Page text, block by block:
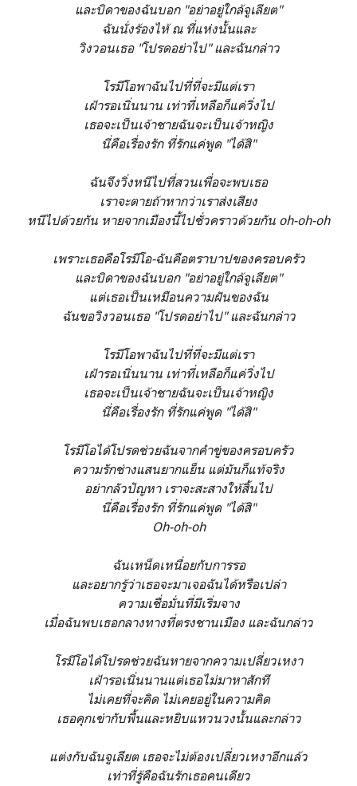
และบิดาของฉันบอก "อย่าอยู่ใกล้จูเลียต"
ฉันนั่งร้องไห้ ณ ที่แห่งนั้นและ
วิงวอนเธอ "โปรดอย่าไป"และฉันกล่าว
โรมีโอพาฉันไปที่ที่จะมีแต่เรา
เฝ้ารอเนิ่นนาน เท่าที่เหลือก็แค่วิ่งไป
เธอจะเป็นเจ้าชายฉันจะเป็นเจ้าหญิง
นี่คือเรื่องรัก ที่รักแค่พูด "ได้สิ"
ฉันจึงวิ่งหนีไปที่สวนเพื่อจะพบเธอ
เราจะตายถ้าหากว่าเราส่งเสียง
หนีไปด้วยกัน หายจากเมืองนี้ไปชั่วคราวด้วยกัน oh-oh-oh
เพราะเธอคือโรมีโอ-ฉันคือตราบาปของครอบครัว
และบิดาของฉันบอก "อย่าอยู่ใกล้จูเลียต"
แต่เธอเป็นเหมือนความฝันของฉัน
ฉันขอวิงวอนเธอ "โปรดอย่าไป"และฉันกล่าว
โรมีโอพาฉันไปที่ที่จะมีแต่เรา
เฝ้ารอเนิ่นนาน เท่าที่เหลือก็แค่วิ่งไป
เธอจะเป็นเจ้าชายฉันจะเป็นเจ้าหญิง
นี่คือเรื่องรัก ที่รักแค่พูด "ได้สิ"
โรมีโอได้โปรดช่วยฉันจากคำขู่ของครอบครัว
ความรักช่างแสนยากแย็น แต่มันก็แท้จริง
อย่ากลัวปัญหา เราจะสะสางให้สิ้นไป
นี่คือเรื่องรัก ที่รักแค่พูด "ได้สิ"
Oh-oh-oh
ฉันเหน็ดเหนื่อยกับการรอ
และอยากรู้ว่าเธอจะมาเจอฉันได้หรือเปล่า
ความเชื่อมั่นที่มีเริ่มจาง
เมื่อฉันพบเธอกลางทางที่ตรงชานเมือง และฉันกล่าว
โรมีโอได้โปรดช่วยฉันหายจากความเปลี่ยวเหงา
เฝ้ารอเนิ่นนานแต่เธอไม่มาหาสักที
ไม่เคยที่จะคิด ไม่เคยอยู่ในความคิด
เธอคุกเข่ากับพื้นและหยิบแหวนวงนั้นและกล่าว
แต่งกับฉันจูเลียต เธอจะไม่ต้องเปลี่ยวเหงาอีกแล้ว
เท่าที่รู้คือฉันรักเธอคนเดียว